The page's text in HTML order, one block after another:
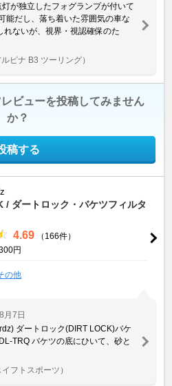
が独立したフォグランプが付いて
能だし、落ち着いた雰囲気の車な
ないが、視界・視認確保のた
ピナ B3 ツーリング）
ビューを投稿してみません
か？
稿する
/ ダートロック・バケツフィルタ
4.69
（166件）
円
の他
月7日
ダートロック(DIRT LOCK)バケ
TRQ バケツの底にひいて、砂と
フトスポーツ）